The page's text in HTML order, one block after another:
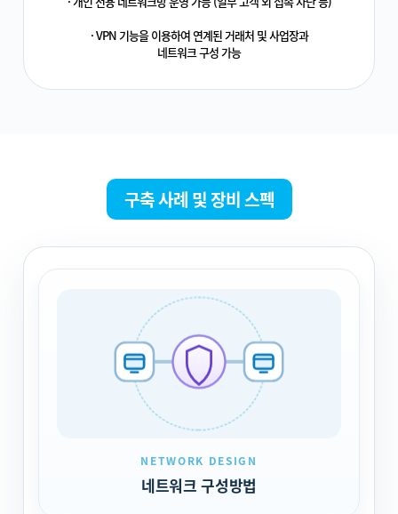
· VPN 기능을 이용하여 연계된 거래처 및 사업장과
네트워크 구성 가능
구축 사례 및 장비 스펙
NETWORK DESIGN
네트워크 구성방법